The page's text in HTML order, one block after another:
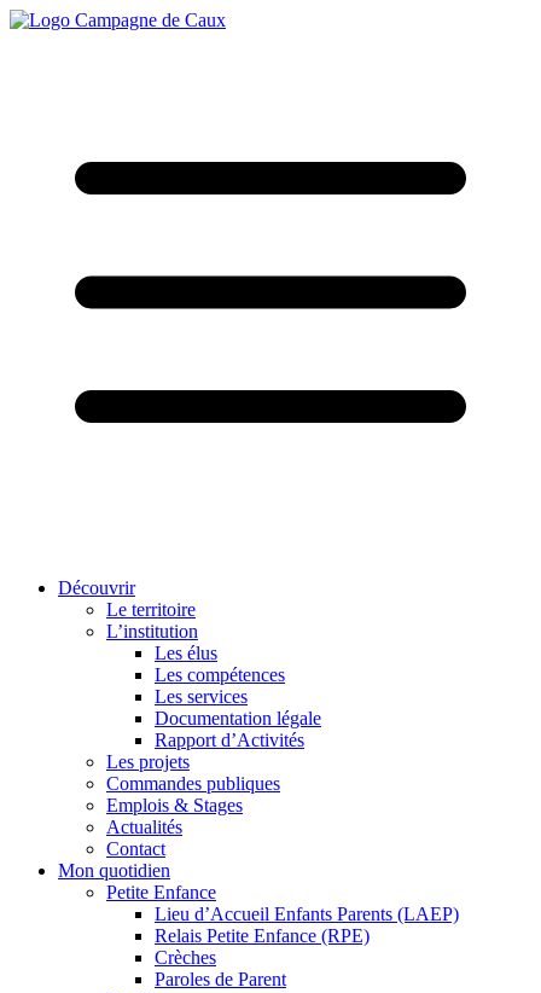
Découvrir
Le territoire
L’institution
Les élus
Les compétences
Les services
Documentation légale
Rapport d’Activités
Les projets
Commandes publiques
Emplois & Stages
Actualités
Contact
Mon quotidien
Petite Enfance
Lieu d’Accueil Enfants Parents (LAEP)
Relais Petite Enfance (RPE)
Crèches
Paroles de Parent